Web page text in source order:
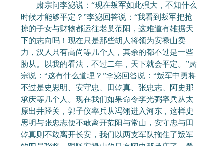
肃宗问李泌说：“现在叛军如此强大，不知什么
时候才能够平定？”李泌回答说：“我看到叛军把抢
掠的子女与财物都运往老巢范阳，这难道有雄据天
下的志向吗！现在只是那些胡人将领为安禄山卖
力，汉人只有高尚等几个人，其余的都不过是一些
胁从。以我的看法，不过二年，天下就会平定。”肃
宗说：“这有什么道理？”李泌回答说：“叛军中勇将
不过是史思明、安守忠、田乾真、张忠志、阿史那
承庆等几个人。现在我们如果命令李光弼率兵从太
原出井陉关，郭子仪率兵从冯翊进入河东，这样史
思明与张忠志便不敢离开范阳与常山，安守忠与田
乾真则不敢离开长安，我们以两支军队拖住了叛军